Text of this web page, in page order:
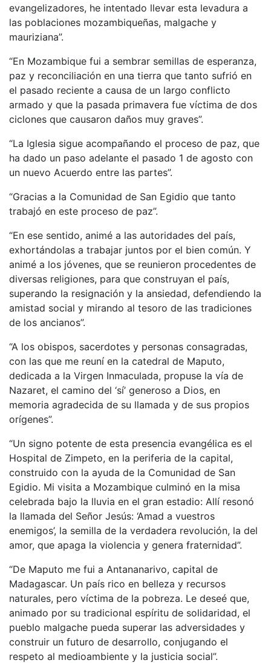
evangelizadores, he intentado llevar esta levadura a
las poblaciones mozambiqueñas, malgache y
mauriziana”.
“En Mozambique fui a sembrar semillas de esperanza,
paz y reconciliación en una tierra que tanto sufrió en
el pasado reciente a causa de un largo conflicto
armado y que la pasada primavera fue víctima de dos
ciclones que causaron daños muy graves”.
“La Iglesia sigue acompañando el proceso de paz, que
ha dado un paso adelante el pasado 1 de agosto con
un nuevo Acuerdo entre las partes”.
“Gracias a la Comunidad de San Egidio que tanto
trabajó en este proceso de paz”.
“En ese sentido, animé a las autoridades del país,
exhortándolas a trabajar juntos por el bien común. Y
animé a los jóvenes, que se reunieron procedentes de
diversas religiones, para que construyan el país,
superando la resignación y la ansiedad, defendiendo la
amistad social y mirando al tesoro de las tradiciones
de los ancianos”.
“A los obispos, sacerdotes y personas consagradas,
con las que me reuní en la catedral de Maputo,
dedicada a la Virgen Inmaculada, propuse la vía de
Nazaret, el camino del ‘sí’ generoso a Dios, en
memoria agradecida de su llamada y de sus propios
orígenes”.
“Un signo potente de esta presencia evangélica es el
Hospital de Zimpeto, en la periferia de la capital,
construido con la ayuda de la Comunidad de San
Egidio. Mi visita a Mozambique culminó en la misa
celebrada bajo la lluvia en el gran estadio: Allí resonó
la llamada del Señor Jesús: ‘Amad a vuestros
enemigos’, la semilla de la verdadera revolución, la del
amor, que apaga la violencia y genera fraternidad”.
“De Maputo me fui a Antananarivo, capital de
Madagascar. Un país rico en belleza y recursos
naturales, pero víctima de la pobreza. Le deseé que,
animado por su tradicional espíritu de solidaridad, el
pueblo malgache pueda superar las adversidades y
construir un futuro de desarrollo, conjugando el
respeto al medioambiente y la justicia social”.